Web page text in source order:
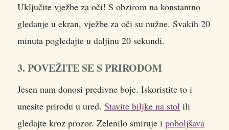
Uključite vježbe za oči! S obzirom na konstantno
gledanje u ekran, vježbe za oči su nužne. Svakih 20
minuta pogledajte u daljinu 20 sekundi.
3. POVEŽITE SE S PRIRODOM
Jesen nam donosi predivne boje. Iskoristite to i
unesite prirodu u ured. Stavite biljke na stol ili
gledajte kroz prozor. Zelenilo smiruje i poboljšava